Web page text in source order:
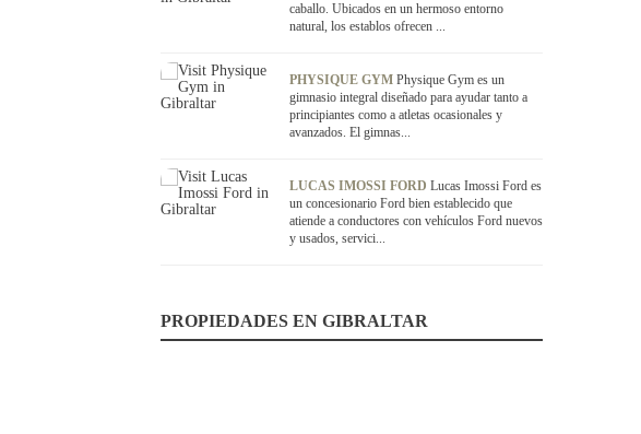
caballo. Ubicados en un hermoso entorno
natural, los establos ofrecen ...
PHYSIQUE GYM Physique Gym es un
gimnasio integral diseñado para ayudar tanto a
principiantes como a atletas ocasionales y
avanzados. El gimnas...
LUCAS IMOSSI FORD Lucas Imossi Ford es
un concesionario Ford bien establecido que
atiende a conductores con vehículos Ford nuevos
y usados, servici...
PROPIEDADES EN GIBRALTAR